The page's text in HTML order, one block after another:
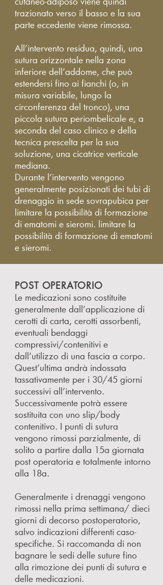
trazionato verso il basso e la sua
parte eccedente viene rimossa.
All’intervento residua, quindi, una
sutura orizzontale nella zona
inferiore dell’addome, che può
estendersi fino ai fianchi (o, in
misura variabile, lungo la
circonferenza del tronco), una
piccola sutura periombelicale e, a
seconda del caso clinico e della
tecnica prescelta per la sua
soluzione, una cicatrice verticale
mediana.
Durante l’intervento vengono
generalmente posizionati dei tubi di
drenaggio in sede sovrapubica per
limitare la possibilità di formazione
di ematomi e sieromi. limitare la
possibilità di formazione di ematomi
e sieromi.
POST OPERATORIO
Le medicazioni sono costituite
generalmente dall’applicazione di
cerotti di carta, cerotti assorbenti,
eventuali bendaggi
compressivi/contenitivi e
dall’utilizzo di una fascia a corpo.
Quest’ultima andrà indossata
tassativamente per i 30/45 giorni
successivi all’intervento.
Successivamente potrà essere
sostituita con uno slip/body
contenitivo. I punti di sutura
vengono rimossi parzialmente, di
solito a partire dalla 15a giornata
post operatoria e totalmente intorno
alla 18a.
Generalmente i drenaggi vengono
rimossi nella prima settimana/ dieci
giorni di decorso postoperatorio,
salvo indicazioni differenti caso-
specifiche. Si raccomanda di non
bagnare le sedi delle suture fino
alla rimozione dei punti di sutura e
delle medicazioni.